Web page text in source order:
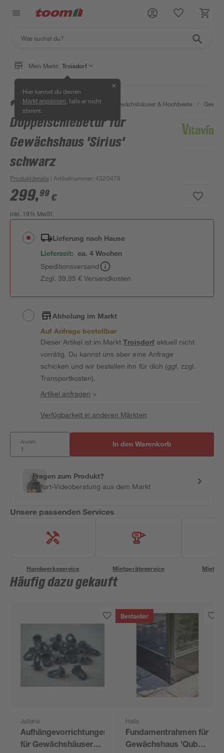
Mein Markt: Troisdorf
Hier kannst du deinen
Markt anpassen , falls er nicht
stimmt.
✕
/ Garten & Freizeit / Anzucht, Gewächshäuser & Hochbeete /
Doppelschiebetür für
Gewächshaus 'Sirius'
schwarz
Produktdetails | Artikelnummer:4320478
299,99 €
inkl. 19% MwSt.
Lieferung nach Hause
Lieferzeit: ca. 4 Wochen
Speditionsversand
Zzgl. 39,95 € Versandkosten
Abholung im Markt
Auf Anfrage bestellbar
Dieser Artikel ist im MarktTroisdorfaktuell nicht
vorrätig. Du kannst uns aber eine Anfrage
schicken und wir bestellen ihn für dich (ggf. zzgl.
Transportkosten).
Artikel anfragen >
Verfügbarkeit in anderen Märkten
Anzahl: In den Warenkorb
Fragen zum Produkt?
Sofort-Videoberatung aus dem Markt
Unsere passenden Services
Handwerksservice Mietgeräteservice
Häufig dazu gekauft
Juliana
Aufhängevorrichtungen
für Gewächshäuser
Bestseller
Halls
Fundamentrahmen für
Gewächshaus 'Qube